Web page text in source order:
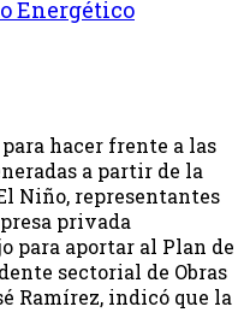
Energético
hacer frente a las
a partir de la
Niño, representantes
privada
para aportar al Plan de
sectorial de Obras
Ramírez, indicó que la